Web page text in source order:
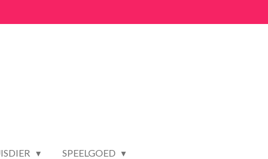
SPEELGOED